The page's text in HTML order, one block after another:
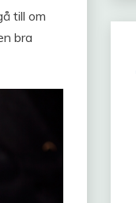
till om
bra